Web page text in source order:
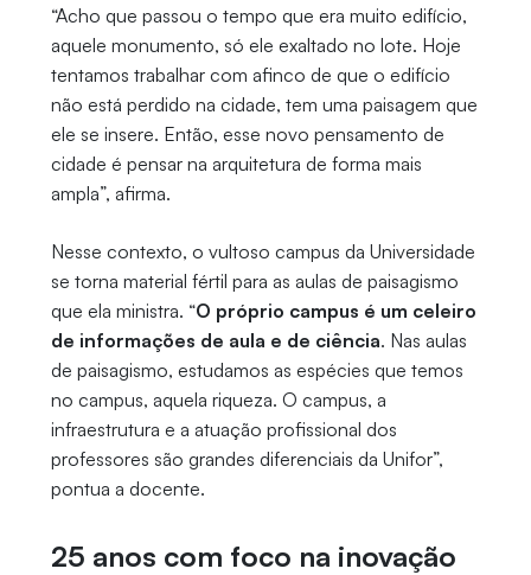
“Acho que passou o tempo que era muito edifício,
aquele monumento, só ele exaltado no lote. Hoje
tentamos trabalhar com afinco de que o edifício
não está perdido na cidade, tem uma paisagem que
ele se insere. Então, esse novo pensamento de
cidade é pensar na arquitetura de forma mais
ampla”, afirma.
Nesse contexto, o vultoso campus da Universidade
se torna material fértil para as aulas de paisagismo
que ela ministra. “O próprio campus é um celeiro
de informações de aula e de ciência. Nas aulas
de paisagismo, estudamos as espécies que temos
no campus, aquela riqueza. O campus, a
infraestrutura e a atuação profissional dos
professores são grandes diferenciais da Unifor”,
pontua a docente.
25 anos com foco na inovação